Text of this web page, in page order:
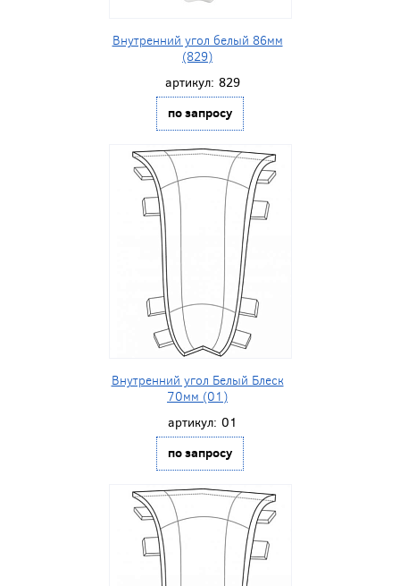
Внутренний угол белый 86мм
(829)
артикул: 829
по запросу
Внутренний угол Белый Блеск
70мм (01)
артикул: 01
по запросу